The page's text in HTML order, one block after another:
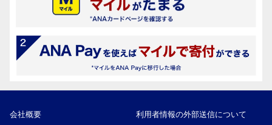
会社概要
利用者情報の外部送信について